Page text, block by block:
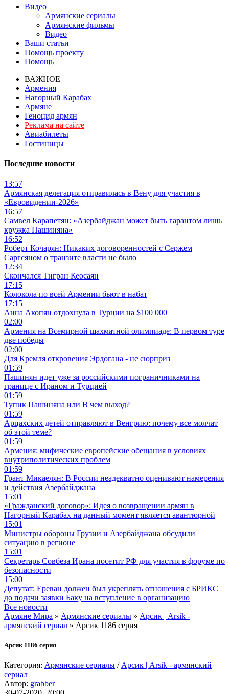
Видео
Армянские сериалы
Армянские фильмы
Видео
Ваши статьи
Помощь проекту
Помощь
ВАЖНОЕ
Армения
Нагорный Карабах
Армяне
Геноцид армян
Реклама на сайте
Авиабилеты
Гостиницы
Последние новости
13:57
Армянская делегация отправилась в Вену для участия в
«Евровидении-2026»
16:57
Самвел Карапетян: «Азербайджан может быть гарантом лишь
кружка Пашиняна»
16:52
Роберт Кочарян: Никаких договоренностей с Сержем
Саргсяном о транзите власти не было
12:34
Скончался Тигран Кеосаян
17:15
Колокола по всей Армении бьют в набат
17:15
Анна Акопян отдохнула в Турции на $100 000
02:00
Армения на Всемирной шахматной олимпиаде: В первом туре
две победы
02:00
Для Кремля откровения Эрдогана - не сюрприз
01:59
Пашинян идет уже за российскими пограничниками на
границе с Ираном и Турцией
01:59
Тупик Пашиняна или В чем выход?
01:59
Арцахских детей отправляют в Венгрию: почему все молчат
об этой теме?
01:59
Армения: мифические европейские обещания в условиях
внутриполитических проблем
01:59
Грант Микаелян: В России неадекватно оценивают намерения
и действия Азербайджана
15:01
«Гражданский договор»: Идея о возвращении армян в
Нагорный Карабах на данный момент является авантюрной
15:01
Министры обороны Грузии и Азербайджана обсудили
ситуацию в регионе
15:01
Секретарь Совбеза Ирана посетит РФ для участия в форуме по
безопасности
15:00
Депутат: Ереван должен был укреплять отношения с БРИКС
до подачи заявки Баку на вступление в организацию
Все новости
Армяне Мира » Армянские сериалы » Арсик | Arsik -
армянский сериал » Арсик 1186 серия
Арсик 1186 серия
Категория: Армянские сериалы / Арсик | Arsik - армянский
сериал
Автор: grabber